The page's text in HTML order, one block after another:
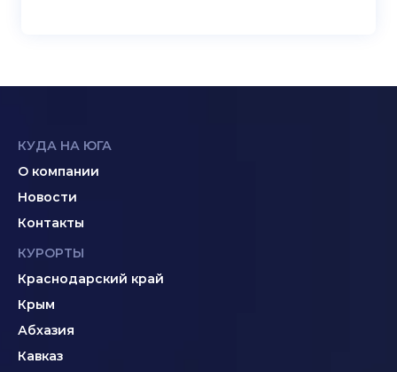
КУДА НА ЮГА
О компании
Новости
Контакты
КУРОРТЫ
Краснодарский край
Крым
Абхазия
Кавказ